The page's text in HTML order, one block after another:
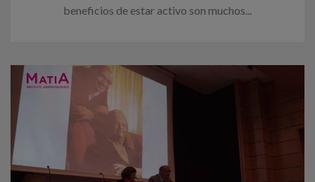
beneficios de estar activo son muchos...